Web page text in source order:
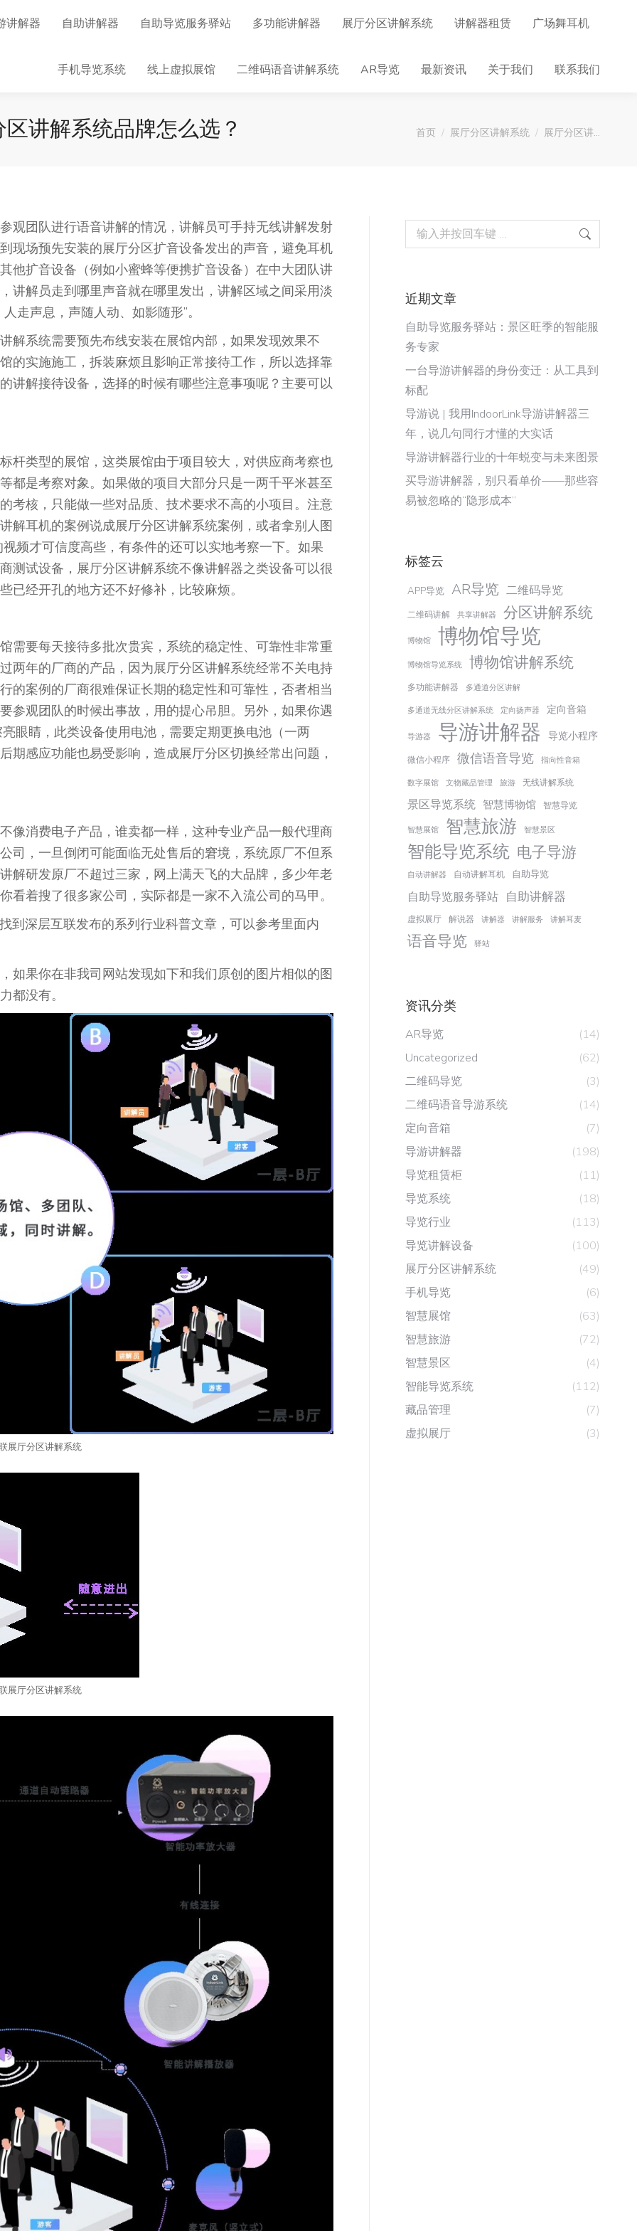
讲解器 自助讲解器 自助导览服务驿站 多功能讲解器 展厅分区讲解系统 讲解器租赁 广场舞耳机
手机导览系统 线上虚拟展馆 二维码语音讲解系统 AR导览 最新资讯 关于我们 联系我们
讲解系统品牌怎么选？ 您在这里：
首页 展厅分区讲解系统 展厅分区讲…
观团队进行语音讲解的情况，讲解员可手持无线讲解发射
现场预先安装的展厅分区扩音设备发出的声音，避免耳机
他扩音设备（例如小蜜蜂等便携扩音设备）在中大团队讲
讲解员走到哪里声音就在哪里发出，讲解区域之间采用淡
走声息，声随人动、如影随形”。
解系统需要预先布线安装在展馆内部，如果发现效果不
的实施施工，拆装麻烦且影响正常接待工作，所以选择靠
讲解接待设备，选择的时候有哪些注意事项呢？主要可以
杆类型的展馆，这类展馆由于项目较大，对供应商考察也
都是考察对象。如果做的项目大部分只是一两千平米甚至
考核，只能做一些对品质、技术要求不高的小项目。注意
解耳机的案例说成展厅分区讲解系统案例，或者拿别人图
频才可信度高些，有条件的还可以实地考察一下。如果
测试设备，展厅分区讲解系统不像讲解器之类设备可以很
经开孔的地方还不好修补，比较麻烦。
需要每天接待多批次贵宾，系统的稳定性、可靠性非常重
两年的厂商的产品，因为展厅分区讲解系统经常不关电持
的案例的厂商很难保证长期的稳定性和可靠性，否者相当
参观团队的时候出事故，用的提心吊胆。另外，如果你遇
眼睛，此类设备使用电池，需要定期更换电池（一两
期感应功能也易受影响，造成展厅分区切换经常出问题，
像消费电子产品，谁卖都一样，这种专业产品一般代理商
司，一旦倒闭可能面临无处售后的窘境，系统原厂不但系
解研发原厂不超过三家，网上满天飞的大品牌，多少年老
着搜了很多家公司，实际都是一家不入流公司的马甲。
到深层互联发布的系列行业科普文章，可以参考里面内
如果你在非我司网站发现如下和我们原创的图片相似的图
都没有。
展厅分区讲解系统
展厅分区讲解系统
Search:
近期文章
自助导览服务驿站：景区旺季的智能服
务专家
一台导游讲解器的身份变迁：从工具到
标配
导游说 | 我用IndoorLink导游讲解器三
年，说几句同行才懂的大实话
导游讲解器行业的十年蜕变与未来图景
买导游讲解器，别只看单价——那些容
易被忽略的“隐形成本”
标签云
APP导览 AR导览 二维码导览
二维码讲解 共享讲解器 分区讲解系统
博物馆 博物馆导览
博物馆导览系统 博物馆讲解系统
多功能讲解器 多通道分区讲解
多通道无线分区讲解系统 定向扬声器 定向音箱
导游器 导游讲解器 导览小程序
微信小程序 微信语音导览 指向性音箱
数字展馆 文物藏品管理 旅游 无线讲解系统
景区导览系统 智慧博物馆 智慧导览
智慧展馆 智慧旅游 智慧景区
智能导览系统 电子导游
自动讲解器 自动讲解耳机 自助导览
自助导览服务驿站 自助讲解器
虚拟展厅 解说器 讲解器 讲解服务 讲解耳麦
语音导览 驿站
资讯分类
AR导览
(14)
Uncategorized
(62)
二维码导览
(3)
二维码语音导游系统
(14)
定向音箱
(7)
导游讲解器
(198)
导览租赁柜
(11)
导览系统
(18)
导览行业
(113)
导览讲解设备
(100)
展厅分区讲解系统
(49)
手机导览
(6)
智慧展馆
(63)
智慧旅游
(72)
智慧景区
(4)
智能导览系统
(112)
藏品管理
(7)
虚拟展厅
(3)